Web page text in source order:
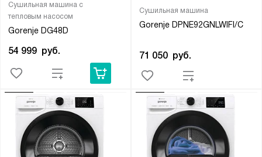
Сушильная машина с
тепловым насосом
Gorenje DG48D
54 999 руб.
Сушильная машина
Gorenje DPNE92GNLWIFI/C
71 050 руб.